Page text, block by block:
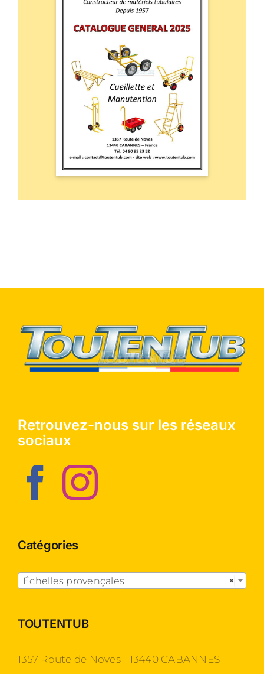
Retrouvez-nous sur les réseaux
sociaux
Catégories
×
Échelles provençales
TOUTENTUB
1357 Route de Noves - 13440 CABANNES